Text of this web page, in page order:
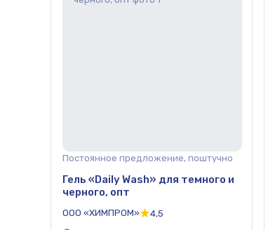
Постоянное предложение, поштучно
Гель «Daily Wash» для темного и
черного, опт
ООО «ХИМПРОМ»
4,5